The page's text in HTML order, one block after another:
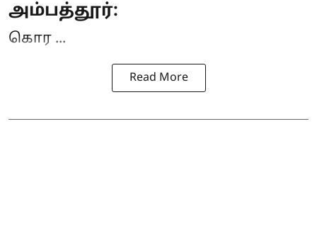
அம்பத்தூர்:
கொர ...
Read More